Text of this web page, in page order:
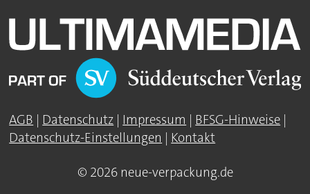
AGB Datenschutz Impressum BFSG-Hinweise
Datenschutz-Einstellungen
Kontakt
© 2026 neue-verpackung.de